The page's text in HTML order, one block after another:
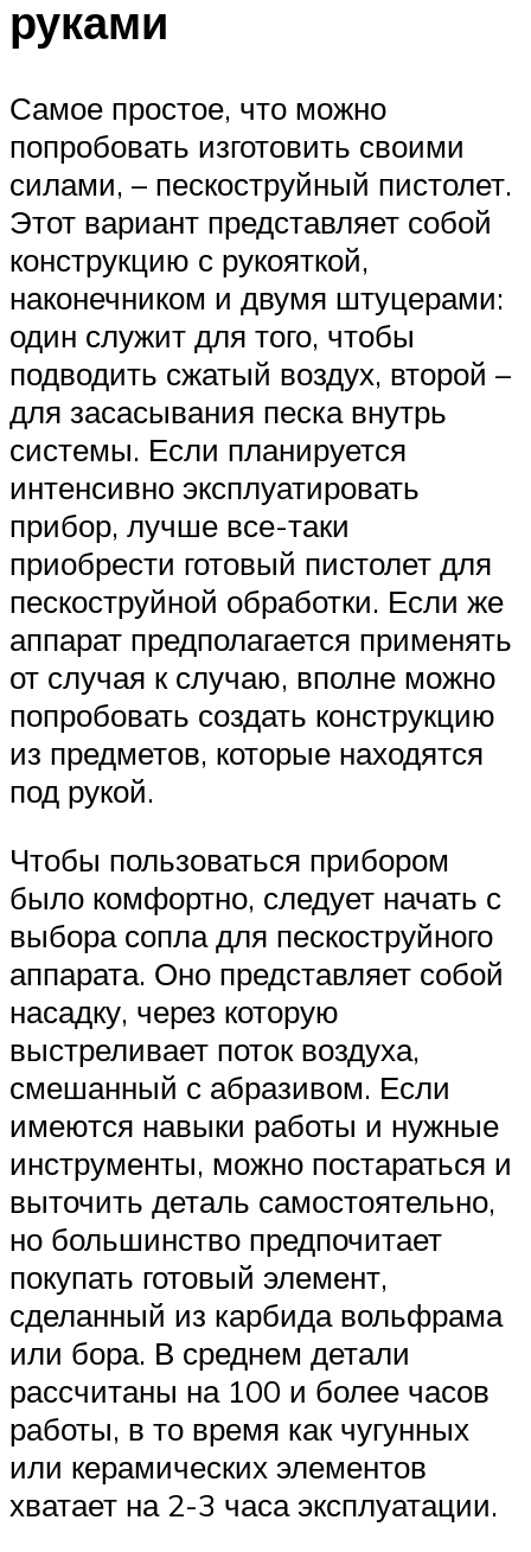
руками
Самое простое, что можно
попробовать изготовить своими
силами, – пескоструйный пистолет.
Этот вариант представляет собой
конструкцию с рукояткой,
наконечником и двумя штуцерами:
один служит для того, чтобы
подводить сжатый воздух, второй –
для засасывания песка внутрь
системы. Если планируется
интенсивно эксплуатировать
прибор, лучше все-таки
приобрести готовый пистолет для
пескоструйной обработки. Если же
аппарат предполагается применять
от случая к случаю, вполне можно
попробовать создать конструкцию
из предметов, которые находятся
под рукой.
Чтобы пользоваться прибором
было комфортно, следует начать с
выбора сопла для пескоструйного
аппарата. Оно представляет собой
насадку, через которую
выстреливает поток воздуха,
смешанный с абразивом. Если
имеются навыки работы и нужные
инструменты, можно постараться и
выточить деталь самостоятельно,
но большинство предпочитает
покупать готовый элемент,
сделанный из карбида вольфрама
или бора. В среднем детали
рассчитаны на 100 и более часов
работы, в то время как чугунных
или керамических элементов
хватает на 2-3 часа эксплуатации.